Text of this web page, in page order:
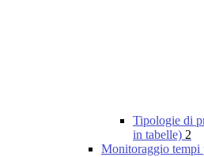
Tipologie di
in tabelle) 2
Monitoraggio tempi